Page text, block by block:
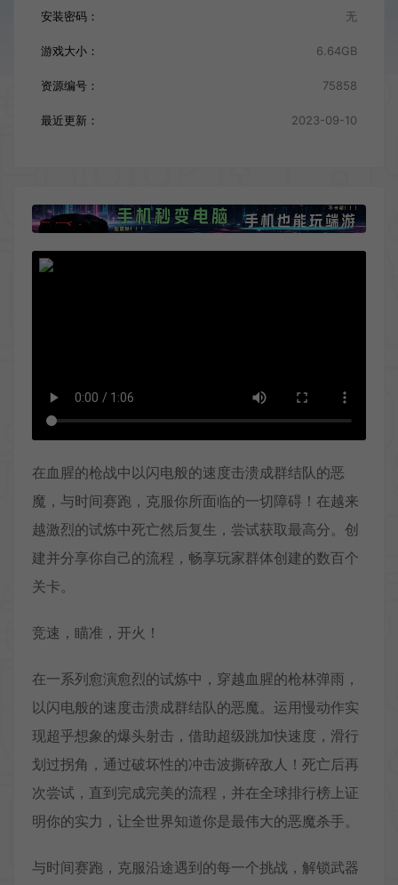
安装密码： 无
游戏大小： 6.64GB
资源编号： 75858
最近更新： 2023-09-10
在血腥的枪战中以闪电般的速度击溃成群结队的恶
魔，与时间赛跑，克服你所面临的一切障碍！在越来
越激烈的试炼中死亡然后复生，尝试获取最高分。创
建并分享你自己的流程，畅享玩家群体创建的数百个
关卡。
竞速，瞄准，开火！
在一系列愈演愈烈的试炼中，穿越血腥的枪林弹雨，
以闪电般的速度击溃成群结队的恶魔。运用慢动作实
现超乎想象的爆头射击，借助超级跳加快速度，滑行
划过拐角，通过破坏性的冲击波撕碎敌人！死亡后再
次尝试，直到完成完美的流程，并在全球排行榜上证
明你的实力，让全世界知道你是最伟大的恶魔杀手。
与时间赛跑，克服沿途遇到的每一个挑战，解锁武器